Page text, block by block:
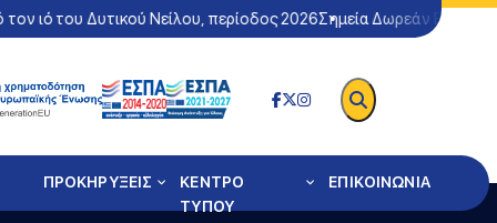
του Δυτικού Νείλου, περίοδος 2026Σημεία Δωρεάν Ελέγχου
ΠΡΟΚΗΡΥΞΕΙΣ
ΚΕΝΤΡΟ
ΤΥΠΟΥ
ΕΠΙΚΟΙΝΩΝΙΑ